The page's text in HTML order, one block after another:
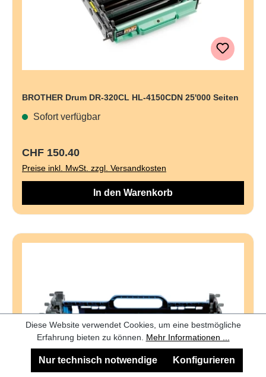
BROTHER Drum DR-320CL HL-4150CDN 25'000 Seiten
Sofort verfügbar
Regulärer Preis:
CHF 150.40
Preise inkl. MwSt. zzgl. Versandkosten
In den Warenkorb
Diese Website verwendet Cookies, um eine bestmögliche
Erfahrung bieten zu können. Mehr Informationen ...
Nur technisch notwendige Konfigurieren